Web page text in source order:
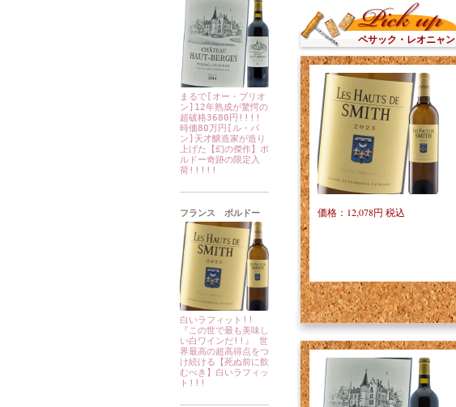
まるで[オー・ブリオ
ン]12年熟成が驚愕の
超破格3680円!!!!
時価80万円[ル・パ
ン]天才醸造家が造り
上げた【幻の傑作】ボ
ルドー奇跡の限定入
荷!!!!!
フランス ボルドー
白いラフィット!!
『この世で最も美味し
い白ワインだ!!』 世
界最高の超高得点をつ
け続ける【死ぬ前に飲
むべき】白いラフィッ
ト!!!
ペサック・レオニャン
価格：12,078円 税込